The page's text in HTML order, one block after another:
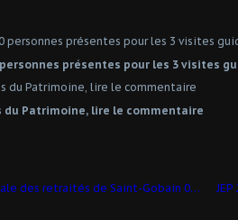
personnes présentes pour les 3 visites
du Patrimoine, lire le commentaire
Visite du Centre par l'amicale des retraités de Saint-Gobain 02410